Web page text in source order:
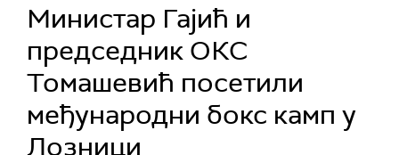
Министар Гајић и
председник ОКС
Томашевић посетили
међународни бокс камп у
Лозници